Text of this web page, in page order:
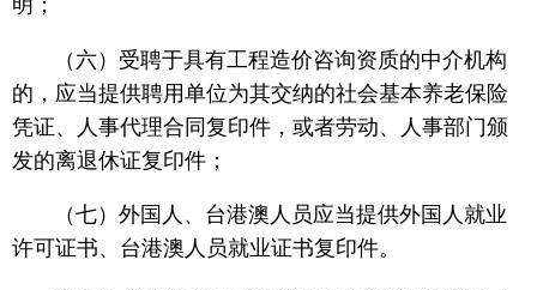
（六）受聘于具有工程造价咨询资质的中介机构
的，应当提供聘用单位为其交纳的社会基本养老保险
凭证、人事代理合同复印件，或者劳动、人事部门颁
发的离退休证复印件；
（七）外国人、台港澳人员应当提供外国人就业
许可证书、台港澳人员就业证书复印件。